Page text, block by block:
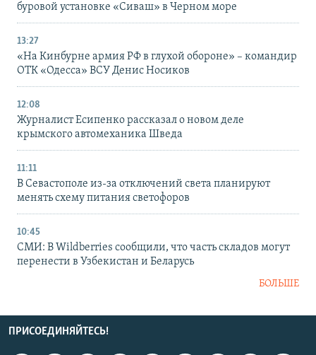
буровой установке «Сиваш» в Черном море
13:27
«На Кинбурне армия РФ в глухой обороне» – командир
ОТК «Одесса» ВСУ Денис Носиков
12:08
Журналист Есипенко рассказал о новом деле
крымского автомеханика Шведа
11:11
В Севастополе из-за отключений света планируют
менять схему питания светофоров
10:45
СМИ: В Wildberries сообщили, что часть складов могут
перенести в Узбекистан и Беларусь
БОЛЬШЕ
ПРИСОЕДИНЯЙТЕСЬ!